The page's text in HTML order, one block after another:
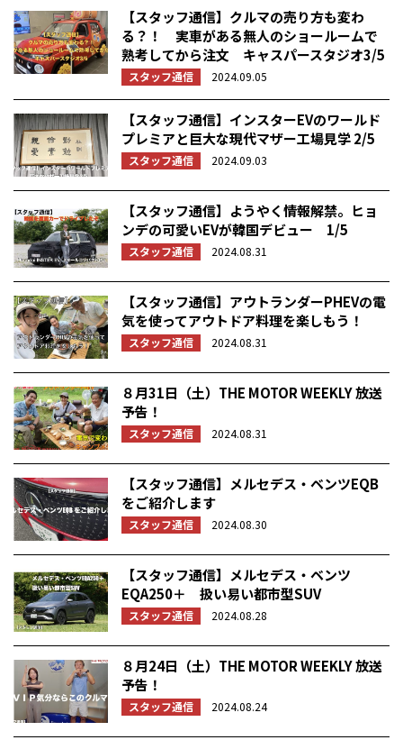
【スタッフ通信】クルマの売り方も変わ
る？！ 実車がある無人のショールームで
熟考してから注文 キャスパースタジオ3/5
スタッフ通信 2024.09.05
【スタッフ通信】インスターEVのワールド
プレミアと巨大な現代マザー工場見学 2/5
スタッフ通信 2024.09.03
【スタッフ通信】ようやく情報解禁。ヒョ
ンデの可愛いEVが韓国デビュー 1/5
スタッフ通信 2024.08.31
【スタッフ通信】アウトランダーPHEVの電
気を使ってアウトドア料理を楽しもう！
スタッフ通信 2024.08.31
８月31日（土）THE MOTOR WEEKLY 放送
予告！
スタッフ通信 2024.08.31
【スタッフ通信】メルセデス・ベンツEQB
をご紹介します
スタッフ通信 2024.08.30
【スタッフ通信】メルセデス・ベンツ
EQA250＋ 扱い易い都市型SUV
スタッフ通信 2024.08.28
８月24日（土）THE MOTOR WEEKLY 放送
予告！
スタッフ通信 2024.08.24